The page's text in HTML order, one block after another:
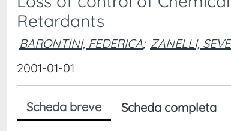
Retardants
BARONTINI, FEDERICA; ZANELLI,
2001-01-01
Scheda breve Scheda completa